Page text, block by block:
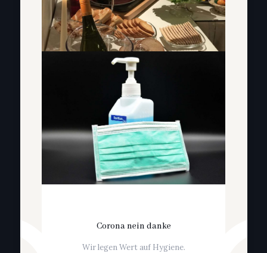
Corona nein danke
Wir legen Wert auf Hygiene.